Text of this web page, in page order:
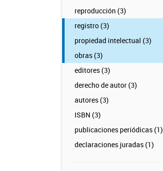
reproducción (3)
registro (3)
propiedad intelectual (3)
obras (3)
editores (3)
derecho de autor (3)
autores (3)
ISBN (3)
publicaciones periódicas (1)
declaraciones juradas (1)